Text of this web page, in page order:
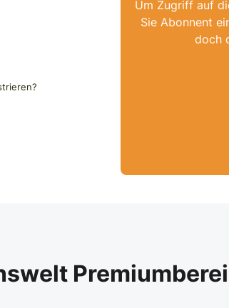
Um Zugriff auf
Sie Abonnent
doch